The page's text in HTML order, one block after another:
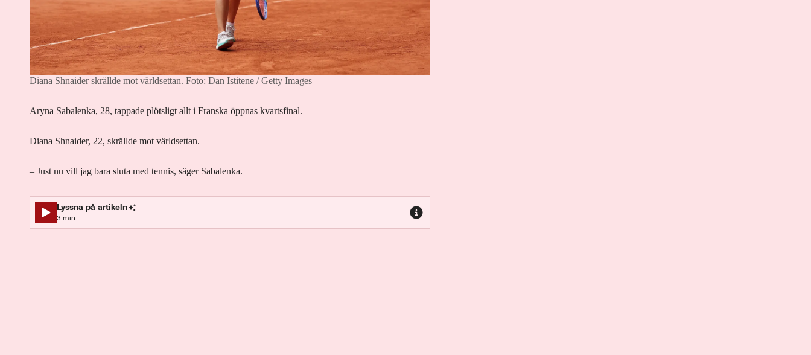
Diana Shnaider skrällde mot världsettan. Foto: Dan Istitene / Getty Images
Aryna Sabalenka, 28, tappade plötsligt allt i Franska öppnas kvartsfinal.
Diana Shnaider, 22, skrällde mot världsettan.
– Just nu vill jag bara sluta med tennis, säger Sabalenka.
Lyssna på artikeln
3 min